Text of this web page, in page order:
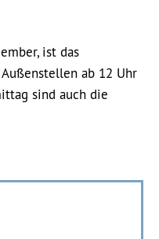
ist das
ab 12 Uhr
sind auch die